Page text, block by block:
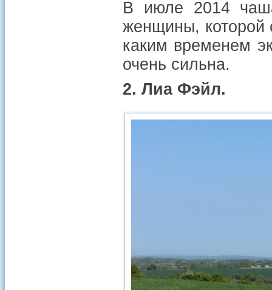
В июле 2014
женщины, которой
каким временем
очень сильна.
2. Лиа Фэйл.